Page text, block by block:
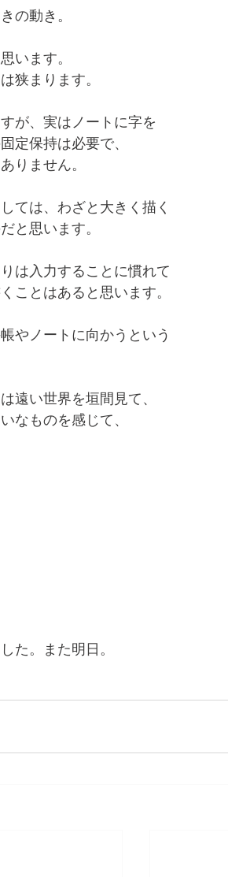
の動き。
います。
狭まります。
が、実はノートに字を
定保持は必要で、
りません。
ては、わざと大きく描く
と思います。
は入力することに慣れて
ことはあると思います。
やノートに向かうという
遠い世界を垣間見て、
なものを感じて、
た。また明日。